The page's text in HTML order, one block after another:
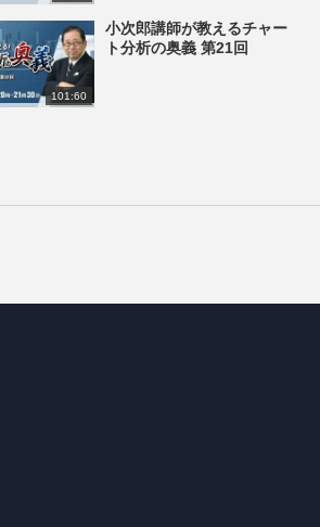
101:60
小次郎講師が教えるチャー
ト分析の奥義 第21回